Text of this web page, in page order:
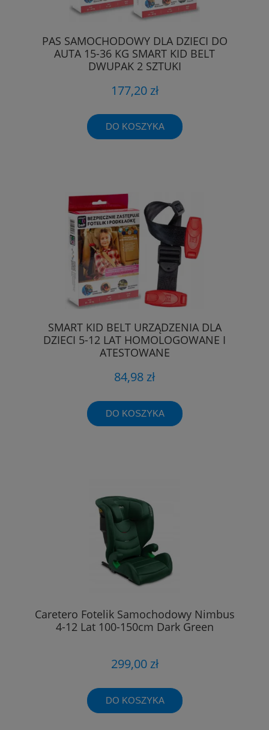
PAS SAMOCHODOWY DLA DZIECI DO
AUTA 15-36 KG SMART KID BELT
DWUPAK 2 SZTUKI
177,20 zł
DO KOSZYKA
SMART KID BELT URZĄDZENIA DLA
DZIECI 5-12 LAT HOMOLOGOWANE I
ATESTOWANE
84,98 zł
DO KOSZYKA
Caretero Fotelik Samochodowy Nimbus
4-12 Lat 100-150cm Dark Green
299,00 zł
DO KOSZYKA